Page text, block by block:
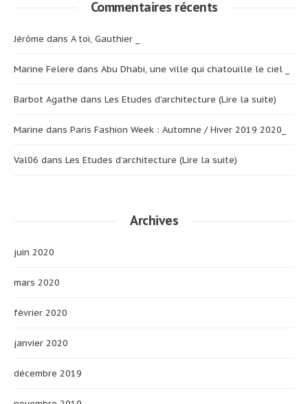
Commentaires récents
Jérôme dans A toi, Gauthier _
Marine Felere dans Abu Dhabi, une ville qui chatouille le ciel _
Barbot Agathe dans Les Etudes d’architecture (Lire la suite)
Marine dans Paris Fashion Week : Automne / Hiver 2019 2020_
Val06 dans Les Etudes d’architecture (Lire la suite)
Archives
juin 2020
mars 2020
février 2020
janvier 2020
décembre 2019